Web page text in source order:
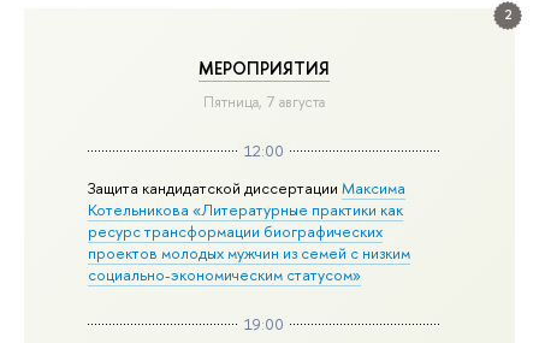
2
МЕРОПРИЯТИЯ
Пятница, 7 августа
12:00
Защита кандидатской диссертацииМаксима
Котельникова «Литературные практики как
ресурс трансформации биографических
проектов молодых мужчин из семей с низким
социально-экономическим статусом»
19:00